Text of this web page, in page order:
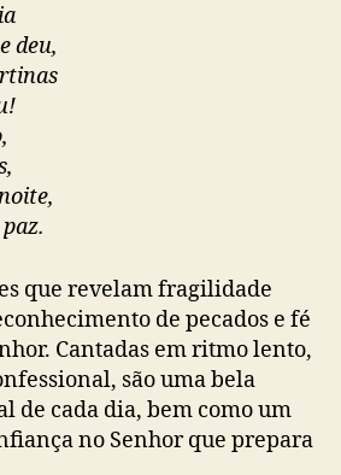
deu,
que revelam fragilidade
de pecados e fé
Cantadas em ritmo lento,
são uma bela
de cada dia, bem como um
no Senhor que prepara